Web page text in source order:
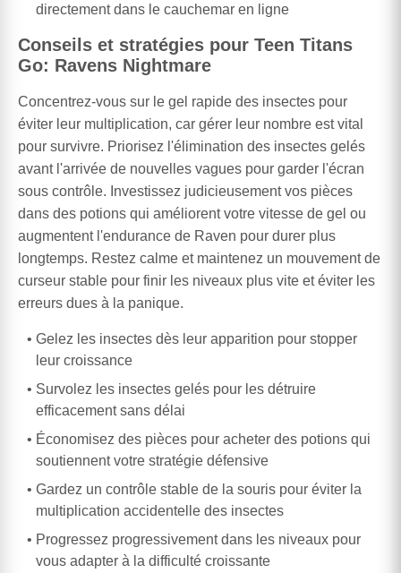
directement dans le cauchemar en ligne
Conseils et stratégies pour Teen Titans
Go: Ravens Nightmare
Concentrez-vous sur le gel rapide des insectes pour
éviter leur multiplication, car gérer leur nombre est vital
pour survivre. Priorisez l'élimination des insectes gelés
avant l'arrivée de nouvelles vagues pour garder l'écran
sous contrôle. Investissez judicieusement vos pièces
dans des potions qui améliorent votre vitesse de gel ou
augmentent l'endurance de Raven pour durer plus
longtemps. Restez calme et maintenez un mouvement de
curseur stable pour finir les niveaux plus vite et éviter les
erreurs dues à la panique.
Gelez les insectes dès leur apparition pour stopper
leur croissance
Survolez les insectes gelés pour les détruire
efficacement sans délai
Économisez des pièces pour acheter des potions qui
soutiennent votre stratégie défensive
Gardez un contrôle stable de la souris pour éviter la
multiplication accidentelle des insectes
Progressez progressivement dans les niveaux pour
vous adapter à la difficulté croissante